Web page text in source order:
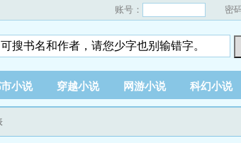
账号： 密
小说 穿越小说 网游小说 科幻小说